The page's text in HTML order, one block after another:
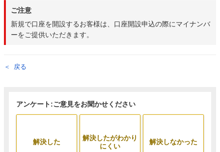
ご注意
新規で口座を開設するお客様は、口座開設申込の際にマイナンバ
ーをご提供いただきます。
戻る
アンケート:ご意見をお聞かせください
解決した
解決したがわかり
にくい
解決しなかった